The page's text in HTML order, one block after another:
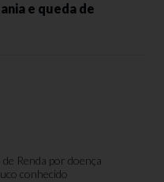
e queda de
Renda por doença
conhecido